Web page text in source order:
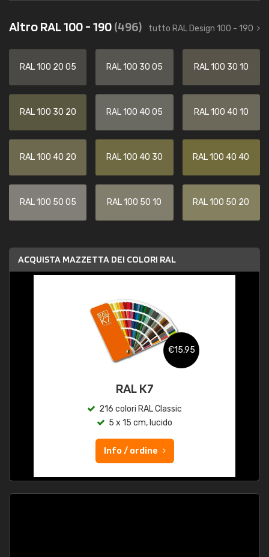
Altro RAL 100 - 190(496) tutto RAL Design 100 - 190
RAL 100 20 05 RAL 100 30 05 RAL 100 30 10
RAL 100 30 20 RAL 100 40 05 RAL 100 40 10
RAL 100 40 20 RAL 100 40 30 RAL 100 40 40
RAL 100 50 05 RAL 100 50 10 RAL 100 50 20
ACQUISTA MAZZETTA DEI COLORI RAL
€15,95
RAL K7
216 colori RAL Classic
5 x 15 cm, lucido
Info / ordine